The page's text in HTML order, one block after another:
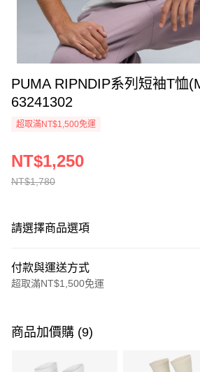
PUMA RIPNDIP系列短袖T恤
63241302
超取滿NT$1,500免運
NT$1,780
NT$1,250
請選擇商品選項
付款與運送方式
超取滿NT$1,500免運
信用卡一次付款
商品加價購 (9)